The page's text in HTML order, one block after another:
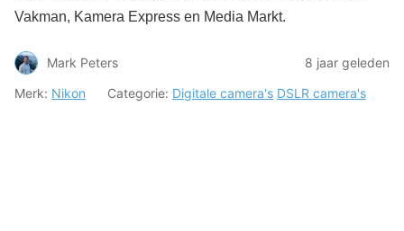
Vakman, Kamera Express en Media Markt.
Mark Peters
8 jaar geleden
Merk: Nikon Categorie: Digitale camera's DSLR camera's